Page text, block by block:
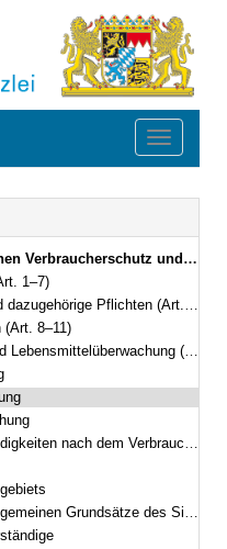
Toggle
Vom 24. Juli 2003 (GVBl. S. 452, 752) BayRS 2120-1-U/G (Art. 1–35)
1–7)
Pflichten (Art. 8–23)
(Art. 8–11)
(Art. 12–23)
dem Verbraucherinformationsgesetz
Grundsätze des Sicherheitsrechts